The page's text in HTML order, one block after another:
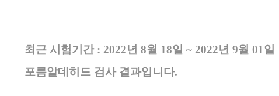
최근 시험기간 : 2022년 8월 18일 ~ 2022년 9월 01일
포름알데히드 검사 결과입니다.